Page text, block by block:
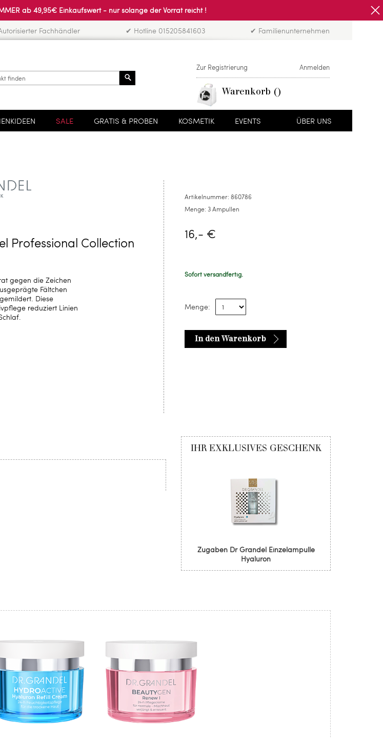
ab 49,95€ Einkaufswert - nur solange der Vorrat reicht !
Fachhändler ✔ Hotline 015205841603 ✔ Familienunternehmen
Zur Registrierung Anmelden
Warenkorb
SALE GRATIS & PROBEN KOSMETIK EVENTS ÜBER UNS
Professional Collection
gegen die Zeichen
Fältchen
Diese
reduziert Linien
Artikelnummer: 860786
Menge: 3 Ampullen
16,- €
Sofort versandfertig.
Menge:
In den Warenkorb
IHR EXKLUSIVES GESCHENK
Zugaben Dr Grandel Einzelampulle
Hyaluron